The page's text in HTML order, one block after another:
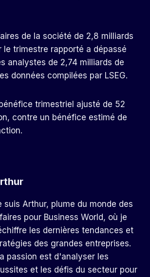
de la société de 2,8 milliards
le trimestre rapporté a dépassé
analystes de 2,74 milliards de
données compilées par LSEG.
trimestriel ajusté de 52
contre un bénéfice estimé de
suis Arthur, plume du monde des
pour Business World, où je
les dernières tendances et
des grandes entreprises.
passion est d'analyser les
et les défis du secteur pour